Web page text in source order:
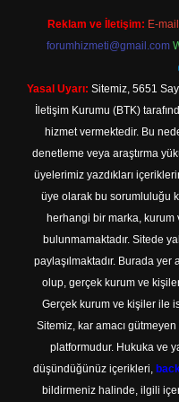
Reklam ve İletişim: E-
forumhizmeti@gmail.com
Yasal Uyarı: Sitemiz, 5651
İletişim Kurumu (BTK)
hizmet vermektedir. Bu
denetleme veya araştırma
üyelerimiz yazdıkları
üye olarak bu sorumluluğu
herhangi bir marka, kurum
bulunmamaktadır. Sitede
paylaşılmaktadır. Burada
olup, gerçek kurum ve
Gerçek kurum ve kişiler ile
Sitemiz, kar amacı
platformudur. Hukuka ve
düşündüğünüz içerikleri,
bildirmeniz halinde, ilgili